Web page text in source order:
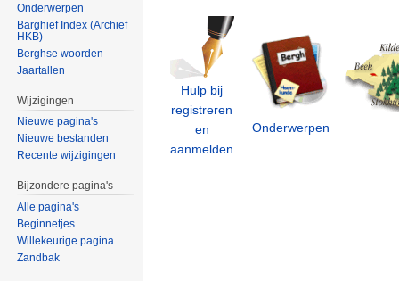
___
Hulp bij
registreren
en
aanmelden
Onderwerpen
Onderwerpen
Barghief Index (Archief
HKB)
Berghse woorden
Jaartallen
Wijzigingen
Nieuwe pagina's
Nieuwe bestanden
Recente wijzigingen
Bijzondere pagina's
Alle pagina's
Beginnetjes
Willekeurige pagina
Zandbak